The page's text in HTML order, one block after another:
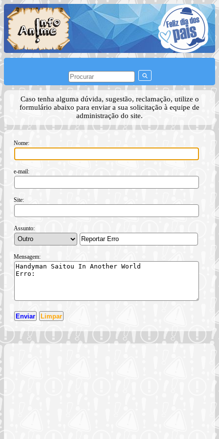
Caso tenha alguma dúvida, sugestão, reclamação, utilize o
formulário abaixo para enviar a sua solicitação à equipe de
administração do site.
Nome:
e-mail:
Site:
Assunto:
Mensagem: